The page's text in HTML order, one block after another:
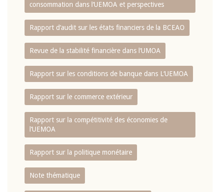
consommation dans l‘UEMOA et perspectives
Rapport d‘audit sur les états financiers de la BCEAO
Revue de la stabilité financière dans l‘UMOA
Rapport sur les conditions de banque dans L‘UEMOA
Rapport sur le commerce extérieur
Rapport sur la compétitivité des économies de
l‘UEMOA
Rapport sur la politique monétaire
Note thématique